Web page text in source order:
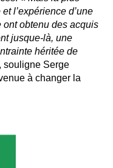
l’expérience d’une
obtenu des acquis
jusque-là, une
héritée de
souligne Serge
à changer la